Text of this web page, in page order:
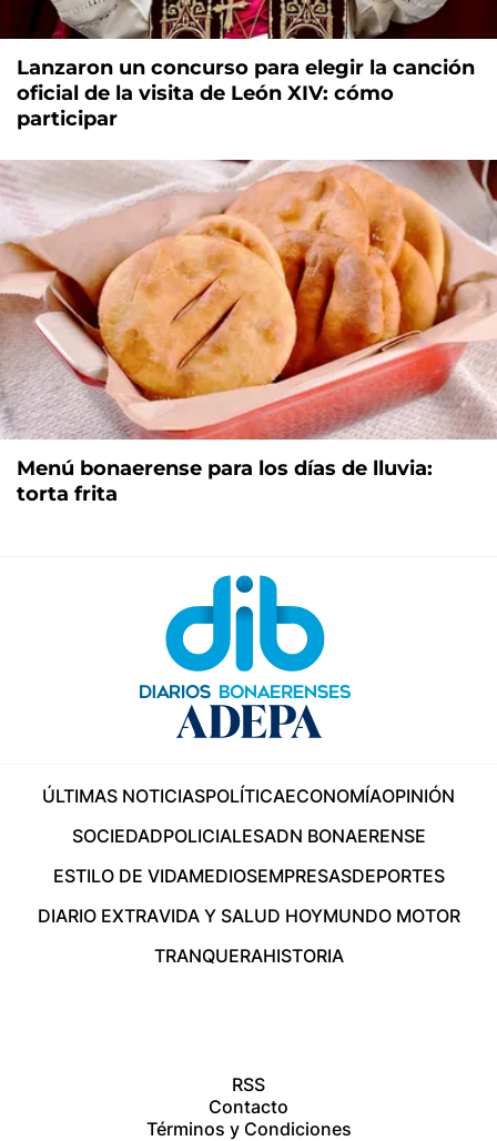
Lanzaron un concurso para elegir la canción
oficial de la visita de León XIV: cómo
participar
Menú bonaerense para los días de lluvia:
torta frita
ÚLTIMAS NOTICIASPOLÍTICAECONOMÍAOPINIÓN
SOCIEDADPOLICIALESADN BONAERENSE
ESTILO DE VIDAMEDIOSEMPRESASDEPORTES
DIARIO EXTRAVIDA Y SALUD HOYMUNDO MOTOR
TRANQUERAHISTORIA
RSS
Contacto
Términos y Condiciones